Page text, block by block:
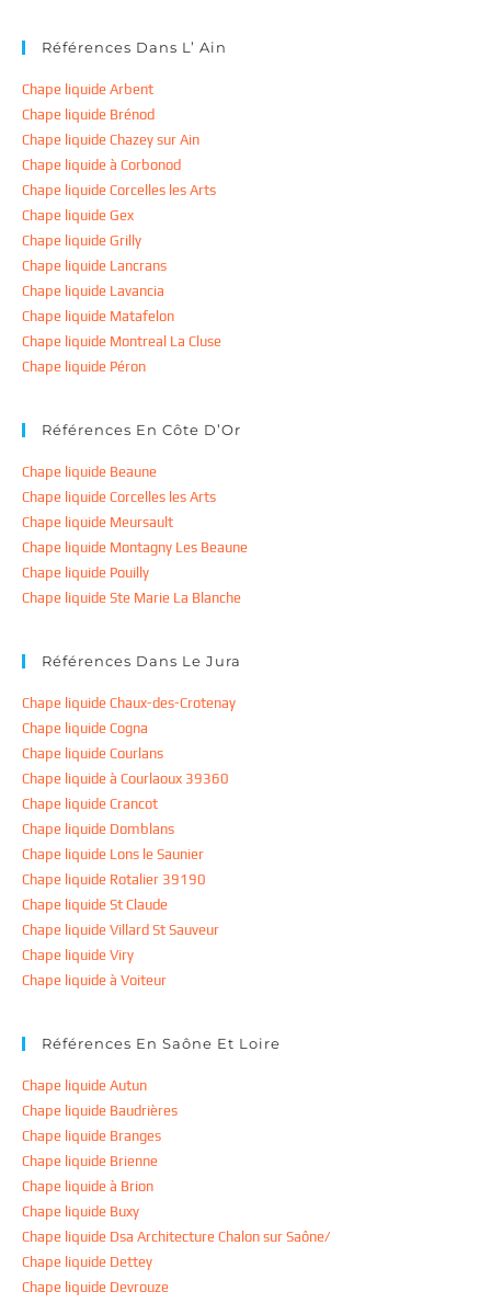
Références Dans L’ Ain
Chape liquide Arbent
Chape liquide Brénod
Chape liquide Chazey sur Ain
Chape liquide à Corbonod
Chape liquide Corcelles les Arts
Chape liquide Gex
Chape liquide Grilly
Chape liquide Lancrans
Chape liquide Lavancia
Chape liquide Matafelon
Chape liquide Montreal La Cluse
Chape liquide Péron
Références En Côte D’Or
Chape liquide Beaune
Chape liquide Corcelles les Arts
Chape liquide Meursault
Chape liquide Montagny Les Beaune
Chape liquide Pouilly
Chape liquide Ste Marie La Blanche
Références Dans Le Jura
Chape liquide Chaux-des-Crotenay
Chape liquide Cogna
Chape liquide Courlans
Chape liquide à Courlaoux 39360
Chape liquide Crancot
Chape liquide Domblans
Chape liquide Lons le Saunier
Chape liquide Rotalier 39190
Chape liquide St Claude
Chape liquide Villard St Sauveur
Chape liquide Viry
Chape liquide à Voiteur
Références En Saône Et Loire
Chape liquide Autun
Chape liquide Baudrières
Chape liquide Branges
Chape liquide Brienne
Chape liquide à Brion
Chape liquide Buxy
Chape liquide Dsa Architecture Chalon sur Saône/
Chape liquide Dettey
Chape liquide Devrouze